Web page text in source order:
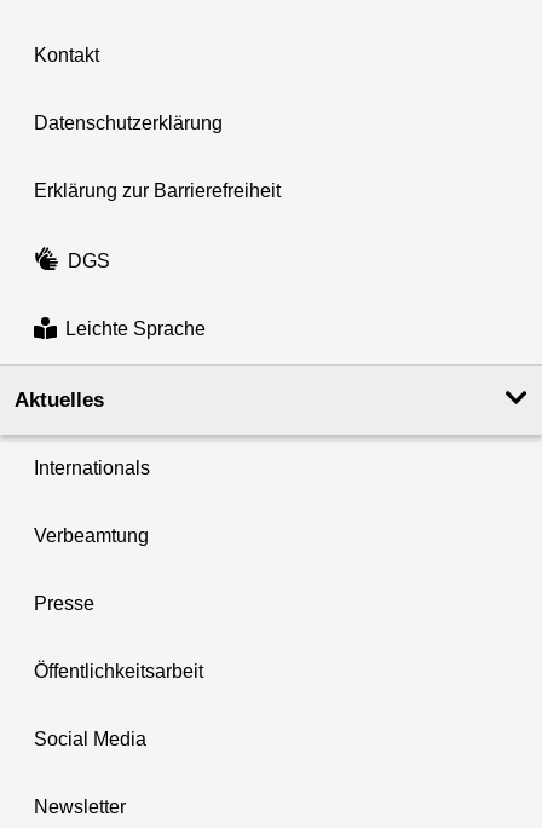
Kontakt
Datenschutzerklärung
Erklärung zur Barrierefreiheit
DGS
Leichte Sprache
Aktuelles
Internationals
Verbeamtung
Presse
Öffentlichkeitsarbeit
Social Media
Newsletter